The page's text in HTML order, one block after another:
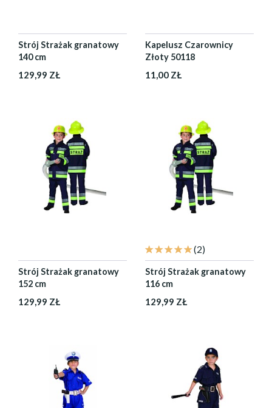
Strój Strażak granatowy
140 cm
129,99 ZŁ
Kapelusz Czarownicy
Złoty 50118
11,00 ZŁ
Strój Strażak granatowy
152 cm
129,99 ZŁ
(2)
Strój Strażak granatowy
116 cm
129,99 ZŁ